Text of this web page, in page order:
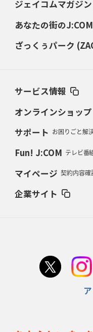
2026年3月5日(木)更新
2026年2月19日(木)更新
37年女子W杯招致への課題と
2026年2月12日(木)更新
2026年2月5日(木)更新
占い方
首位スピアーズ、充実の攻撃
ジェイコムマガジ
あなたの街の
ざっくぅパーク
サービス情報
オンラインショップ
サポート お困りごと解
Fun! J:COM テレビ番
マイページ 契約内容確
企業サイト